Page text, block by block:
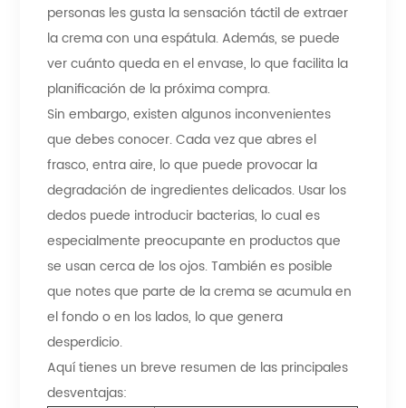
personas les gusta la sensación táctil de extraer
la crema con una espátula. Además, se puede
ver cuánto queda en el envase, lo que facilita la
planificación de la próxima compra.
Sin embargo, existen algunos inconvenientes
que debes conocer. Cada vez que abres el
frasco, entra aire, lo que puede provocar la
degradación de ingredientes delicados. Usar los
dedos puede introducir bacterias, lo cual es
especialmente preocupante en productos que
se usan cerca de los ojos. También es posible
que notes que parte de la crema se acumula en
el fondo o en los lados, lo que genera
desperdicio.
Aquí tienes un breve resumen de las principales
desventajas: